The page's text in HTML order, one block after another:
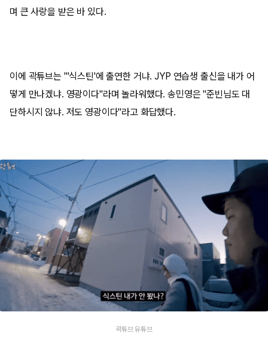
며 큰 사랑을 받은 바 있다.
이에 곽튜브는 "'식스틴'에 출연한 거냐. JYP 연습생 출신을 내가 어
떻게 만나겠냐. 영광이다"라며 놀라워했다. 송민영은 "준빈님도 대
단하시지 않냐. 저도 영광이다"라고 화답했다.
곽튜브 유튜브